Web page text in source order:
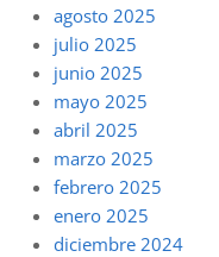
agosto 2025
julio 2025
junio 2025
mayo 2025
abril 2025
marzo 2025
febrero 2025
enero 2025
diciembre 2024